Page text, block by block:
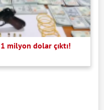
milyon dolar çıktı!